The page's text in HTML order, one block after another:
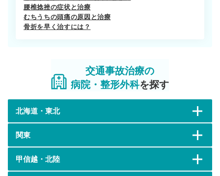
腰椎捻挫の症状と治療
むちうちの頭痛の原因と治療
骨折を早く治すには？
交通事故治療の
病院・整形外科を探す
北海道・東北
関東
甲信越・北陸